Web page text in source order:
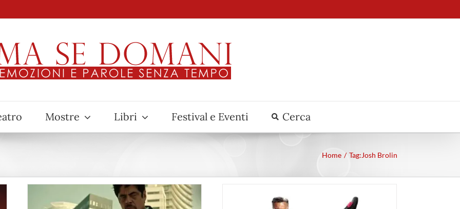
Mostre Libri Festival e Eventi Cerca
Home Tag:Josh Brolin